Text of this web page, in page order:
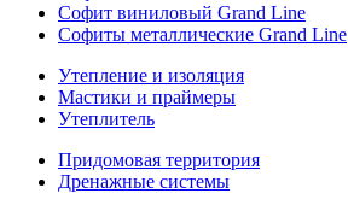
Софит виниловый Grand Line
Софиты металлические Grand Line
Утепление и изоляция
Мастики и праймеры
Утеплитель
Придомовая территория
Дренажные системы